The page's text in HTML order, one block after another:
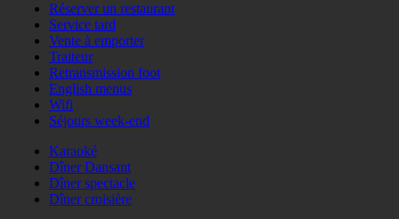
Réserver un restaurant
Service tard
Vente à emporter
Traiteur
Retransmission foot
English menus
Wifi
Séjours week-end
Karaoké
Dîner Dansant
Dîner spectacle
Dîner croisière